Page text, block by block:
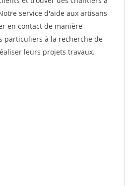
service d'aide aux artisans
en contact de manière
particuliers à la recherche de
leurs projets travaux.